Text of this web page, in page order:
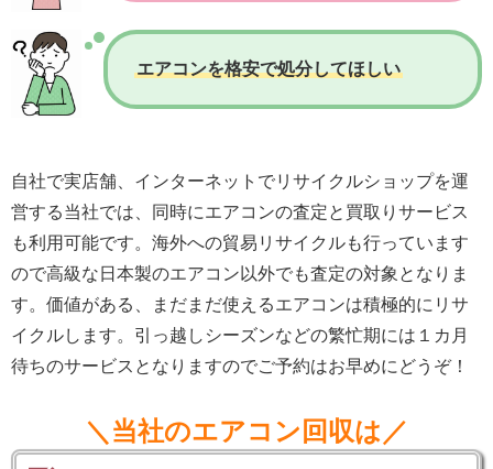
エアコンを格安で処分してほしい
自社で実店舗、インターネットでリサイクルショップを運
営する当社では、同時にエアコンの査定と買取りサービス
も利用可能です。海外への貿易リサイクルも行っています
ので高級な日本製のエアコン以外でも査定の対象となりま
す。価値がある、まだまだ使えるエアコンは積極的にリサ
イクルします。引っ越しシーズンなどの繁忙期には１カ月
待ちのサービスとなりますのでご予約はお早めにどうぞ！
＼当社のエアコン回収は／